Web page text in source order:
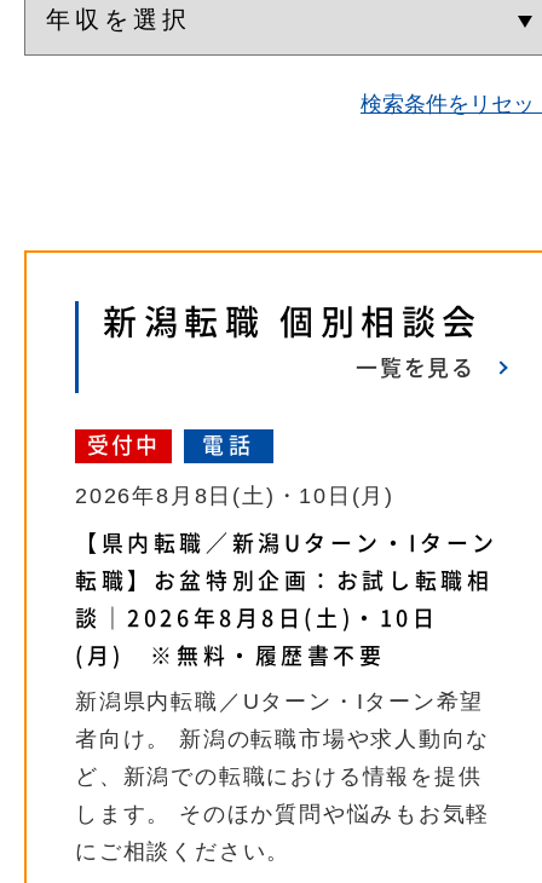
検索条件をリセッ
新潟転職 個別相談会
一覧を見る
受付中 電話
2026年8月8日(土)・10日(月)
【県内転職／新潟Uターン・Iターン
転職】お盆特別企画：お試し転職相
談｜2026年8月8日(土)・10日
(月) ※無料・履歴書不要
新潟県内転職／Uターン・Iターン希望
者向け。 新潟の転職市場や求人動向な
ど、新潟での転職における情報を提供
します。 そのほか質問や悩みもお気軽
にご相談ください。